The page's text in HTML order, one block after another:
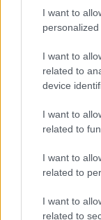
I want to
personalized
I want to
related to
device
I want to
related to
I want to
related to
I want to
related to
Členství na
Členství na
součástí
exkluzivními
neomezeným
langd.se,